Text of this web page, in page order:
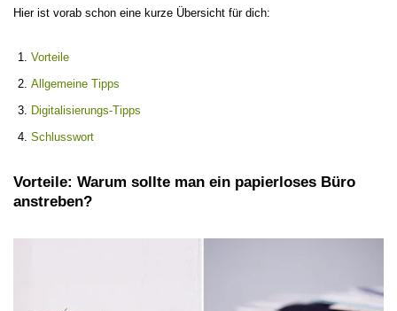
Hier ist vorab schon eine kurze Übersicht für dich:
Vorteile
Allgemeine Tipps
Digitalisierungs-Tipps
Schlusswort
Vorteile: Warum sollte man ein papierloses Büro
anstreben?